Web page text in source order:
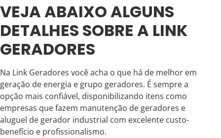
VEJA ABAIXO ALGUNS
DETALHES SOBRE A LINK
GERADORES
Na Link Geradores você acha o que há de melhor em
geração de energia e grupo geradores. É sempre a
opção mais confiável, disponibilizando itens como
empresas que fazem manutenção de geradores e
aluguel de gerador industrial com excelente custo-
benefício e profissionalismo.